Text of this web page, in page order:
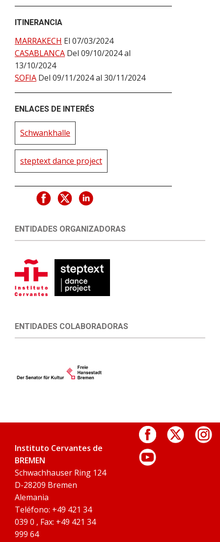
ITINERANCIA
MARRAKECH El 07/03/2024
CASABLANCA Del 09/10/2024 al
13/10/2024
SOFIA Del 09/11/2024 al 30/11/2024
ENLACES DE INTERÉS
Schwankhalle
steptext dance project
ENTIDADES ORGANIZADORAS
ENTIDADES COLABORADORAS
Instituto Cervantes de
BREMEN
Schwachhauser Ring 124
D-28209 Bremen
Alemania
Teléfono: +49 421 34
039 0 , Fax: +49 421 34
999 64